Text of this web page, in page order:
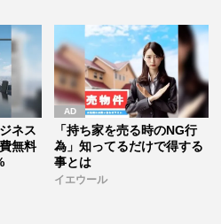
ネス
無料
「持ち家を売る時のNG行
為」知ってるだけで得する
事とは
イエウール